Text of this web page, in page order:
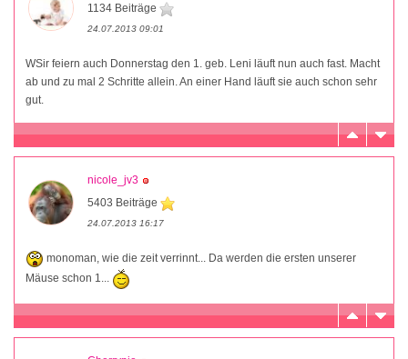
1134 Beiträge
24.07.2013 09:01
WSir feiern auch Donnerstag den 1. geb. Leni läuft nun auch fast. Macht
ab und zu mal 2 Schritte allein. An einer Hand läuft sie auch schon sehr
gut.
nicole_jv3
5403 Beiträge
24.07.2013 16:17
monoman, wie die zeit verrinnt... Da werden die ersten unserer
Mäuse schon 1...